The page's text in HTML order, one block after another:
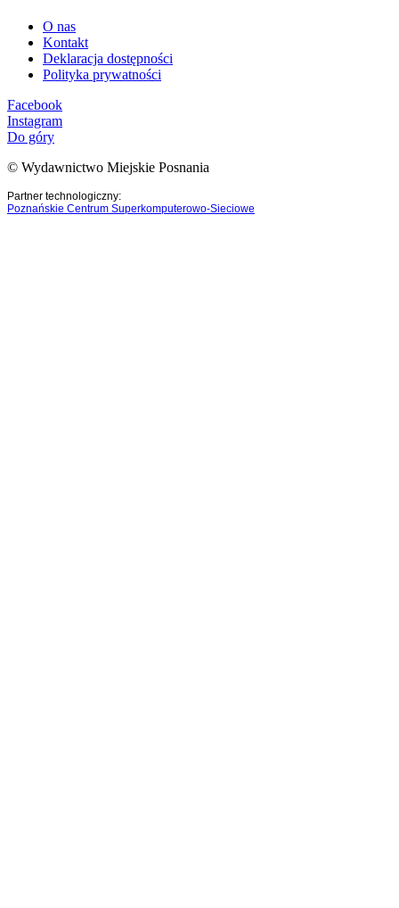
O nas
Kontakt
Deklaracja dostępności
Polityka prywatności
Facebook
Instagram
Do góry
© Wydawnictwo Miejskie Posnania
Partner technologiczny:
Poznańskie Centrum Superkomputerowo-Sieciowe